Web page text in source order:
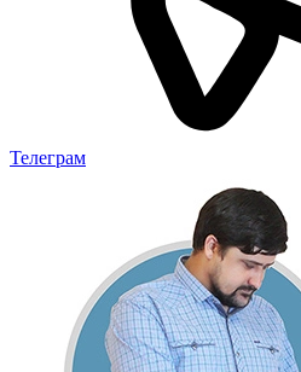
Телеграм